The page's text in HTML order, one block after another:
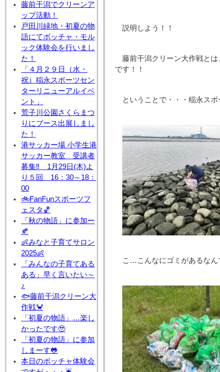
藤前干潟でクリーンア
ップ活動！
戸田川緑地・初夏の物
語にてボッチャ・モル
ック体験会を行いまし
た！
「４月２９日（水・
祝）稲永スポーツセン
ターリニューアルイベ
ント」
荒子川公園さくらまつ
りにブース出展しまし
た！
港サッカー場 小学生港
サッカー教室 受講者
募集‼ 1月29日(木)よ
り５回 16：30～18：
00
🚲FanFunスポーツフ
ェスタ🏀
「秋の物語」に参加ー
🍂
👶みなと子育てサロン
2025👶
「みんなの子育てある
ある」早く言いたい～
♪
🐟藤前干潟クリーン大
作戦🦀
「初夏の物語」…楽し
かったです🥹
「初夏の物語」に参加
しまーす🐸
本日のボッチャ体験会
説明しよう！！
藤前干潟クリーン大作戦と
です！！
ということで・・・稲永ス
こ…こんなにゴミがあるな